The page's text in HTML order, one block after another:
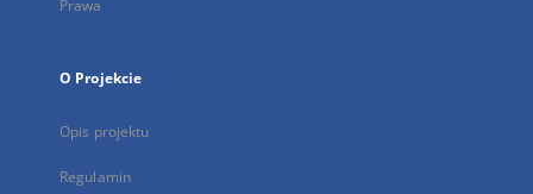
Prawa
O Projekcie
Opis projektu
Regulamin